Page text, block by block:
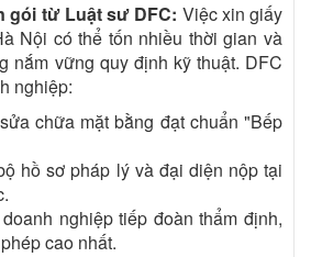
gói từ Luật sư DFC: Việc xin giấy
Nội có thể tốn nhiều thời gian và
nắm vững quy định kỹ thuật. DFC
nghiệp:
chữa mặt bằng đạt chuẩn "Bếp
hồ sơ pháp lý và đại diện nộp tại
nghiệp tiếp đoàn thẩm định,
cao nhất.